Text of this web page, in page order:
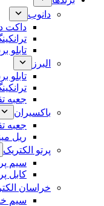
دانوب
داکت
تابلو
البرز
تابلو
جعبه
باکسیران
جعبه
ریل
پرتو الکتریک
سیم
کابل
خراسان
سیم